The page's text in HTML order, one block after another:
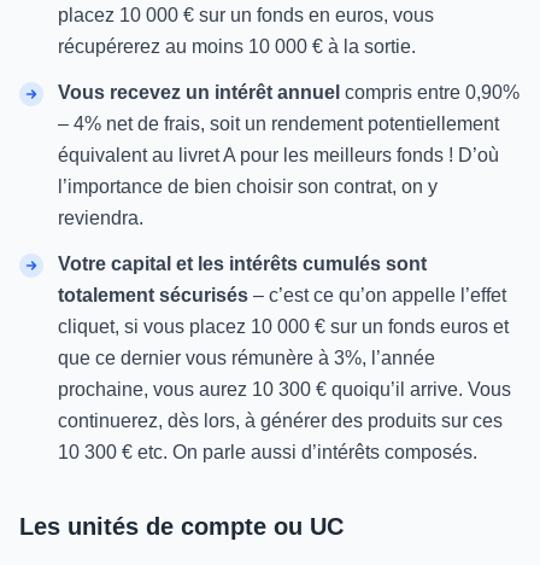
placez 10 000 € sur un fonds en euros, vous
récupérerez au moins 10 000 € à la sortie.
Vous recevez un intérêt annuel compris entre 0,90%
– 4% net de frais, soit un rendement potentiellement
équivalent au livret A pour les meilleurs fonds ! D’où
l’importance de bien choisir son contrat, on y
reviendra.
Votre capital et les intérêts cumulés sont
totalement sécurisés – c’est ce qu’on appelle l’effet
cliquet, si vous placez 10 000 € sur un fonds euros et
que ce dernier vous rémunère à 3%, l’année
prochaine, vous aurez 10 300 € quoiqu’il arrive. Vous
continuerez, dès lors, à générer des produits sur ces
10 300 € etc. On parle aussi d’intérêts composés.
Les unités de compte ou UC